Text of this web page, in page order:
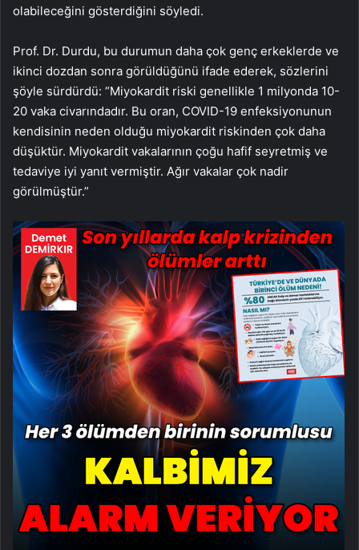
olabileceğini gösterdiğini söyledi.
Prof. Dr. Durdu, bu durumun daha çok genç erkeklerde ve
ikinci dozdan sonra görüldüğünü ifade ederek, sözlerini
şöyle sürdürdü: “Miyokardit riski genellikle 1 milyonda 10-
20 vaka civarındadır. Bu oran, COVID-19 enfeksiyonunun
kendisinin neden olduğu miyokardit riskinden çok daha
düşüktür. Miyokardit vakalarının çoğu hafif seyretmiş ve
tedaviye iyi yanıt vermiştir. Ağır vakalar çok nadir
görülmüştür.”